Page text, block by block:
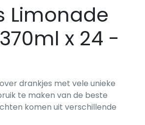
Limonade
x 24 -
drankjes met vele unieke
te maken van de beste
komen uit verschillende